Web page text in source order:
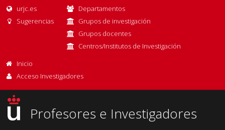
urjc.es
Sugerencias
Departamentos
Grupos de investigación
Grupos docentes
Centros/Institutos de Investigación
Inicio
Acceso Investigadores
Profesores e Investigadores